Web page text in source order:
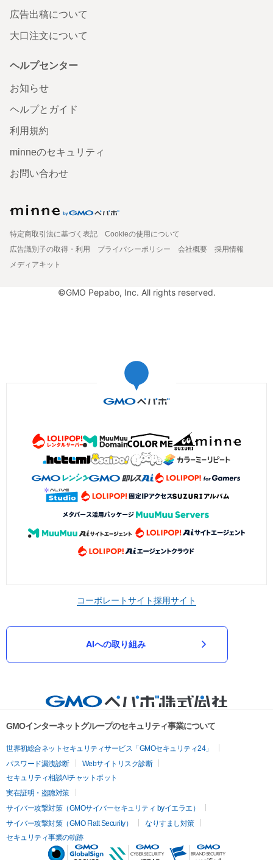
広告出稿について
大口注文について
ヘルプセンター
お知らせ
ヘルプとガイド
利用規約
minneのセキュリティ
お問い合わせ
特定商取引法に基づく表記
Cookieの使用について
広告識別子の取得・利用
プライバシーポリシー 会社概要
採用情報
メディアキット
©GMO Pepabo, Inc. All rights reserved.
コーポレートサイト採用サイト
AIへの取り組み
GMOインターネットグループのセキュリティ事業について
世界初総合ネットセキュリティサービス「GMOセキュリティ24」
パスワード漏洩診断
Webサイトリスク診断
セキュリティ相談AIチャットボット
実在証明・盗聴対策
サイバー攻撃対策（GMOサイバーセキュリティ byイエラエ）
サイバー攻撃対策（GMO Flatt Security）
なりすまし対策
セキュリティ事業の軌跡